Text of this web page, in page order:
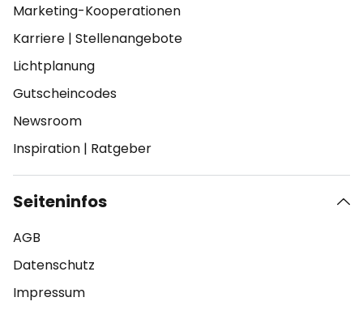
Marketing-Kooperationen
Karriere | Stellenangebote
Lichtplanung
Gutscheincodes
Newsroom
Inspiration | Ratgeber
Seiteninfos
AGB
Datenschutz
Impressum